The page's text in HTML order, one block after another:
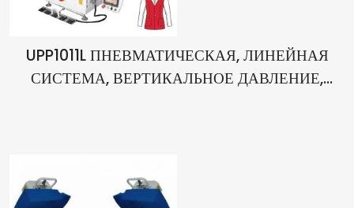
UPP1011L ПНЕВМАТИЧЕСКАЯ, ЛИНЕЙНАЯ
СИСТЕМА, ВЕРТИКАЛЬНОЕ ДАВЛЕНИЕ,